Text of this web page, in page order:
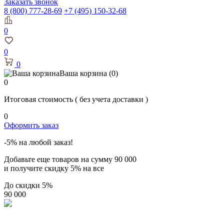
8 (800) 777-28-69 +7 (495) 150-32-68
0
0
0
Ваша корзина (0)
0
Итоговая стоимость ( без учета доставки )
0
Оформить заказ
-5% на любой заказ!
Добавьте еще товаров на сумму 90 000
и получите скидку 5% на все
До скидки 5%
90 000